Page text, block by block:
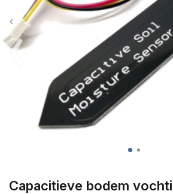
Capacitieve bodem